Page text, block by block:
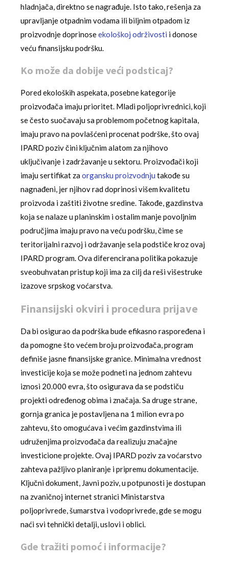
hladnjača, direktno se nagrađuje. Isto tako, rešenja za
upravljanje otpadnim vodama ili biljnim otpadom iz
proizvodnje doprinoseekološkoj održivosti i donose
veću finansijsku podršku.
Ko može da dobije veći podsticaj?
Pored ekoloških aspekata, posebne kategorije
proizvođača imaju prioritet. Mladi poljoprivrednici, koji
se često suočavaju sa problemom početnog kapitala,
imaju pravo na povlašćeni procenat podrške, što ovaj
IPARD poziv čini ključnim alatom za njihovo
uključivanje i zadržavanje u sektoru. Proizvođači koji
imaju sertifikat zaorgansku proizvodnju takođe su
nagnađeni, jer njihov rad doprinosi višem kvalitetu
proizvoda i zaštiti životne sredine. Takođe, gazdinstva
koja se nalaze u planinskim i ostalim manje povoljnim
područjima imaju pravo na veću podršku, čime se
teritorijalni razvoj i održavanje sela podstiče kroz ovaj
IPARD program. Ova diferencirana politika pokazuje
sveobuhvatan pristup koji ima za cilj da reši višestruke
izazove srpskog voćarstva.
Finansijski okviri i procedura prijave
Da bi osigurao da podrška bude efikasno raspoređena i
da pomogne što većem broju proizvođača, program
definiše jasne finansijske granice. Minimalna vrednost
investicije koja se može podneti na jednom zahtevu
iznosi 20.000 evra, što osigurava da se podstiču
projekti određenog obima i značaja. Sa druge strane,
gornja granica je postavljena na 1 milion evra po
zahtevu, što omogućava i većim gazdinstvima ili
udruženjima proizvođača da realizuju značajne
investicione projekte. Ovaj IPARD poziv za voćarstvo
zahteva pažljivo planiranje i pripremu dokumentacije.
Ključni dokument, Javni poziv, u potpunosti je dostupan
na zvaničnoj internet stranici Ministarstva
poljoprivrede, šumarstva i vodoprivrede, gde se mogu
naći svi tehnički detalji, uslovi i oblici.
Gde tražiti pomoć i informacije?